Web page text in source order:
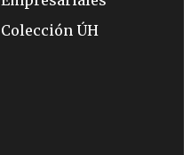
Colección ÚH